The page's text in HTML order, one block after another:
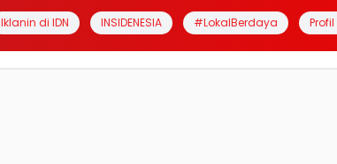
Iklanin di IDN INSIDENESIA #LokalBerdaya